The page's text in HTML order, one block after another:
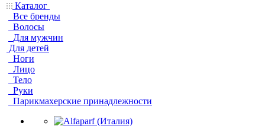
Каталог
Все бренды
Волосы
Для мужчин
Для детей
Ноги
Лицо
Тело
Руки
Парикмахерские принадлежности